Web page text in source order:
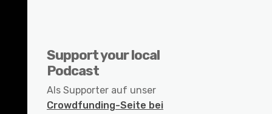
Support your local
Podcast
Als Supporter auf unser
Crowdfunding-Seite bei